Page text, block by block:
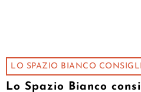
LO SPAZIO BIANCO
Lo Spazio Bianco